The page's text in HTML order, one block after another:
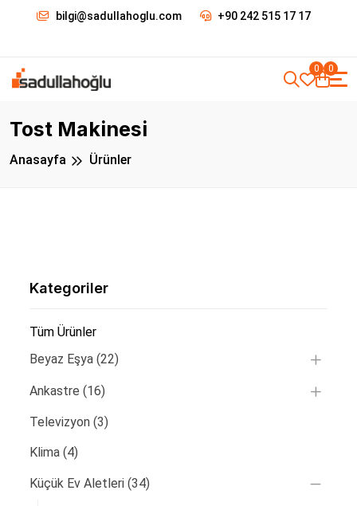
bilgi@sadullahoglu.com +90 242 515 17 17
0 0
Tost Makinesi
Anasayfa Ürünler
Kategoriler
Tüm Ürünler
Beyaz Eşya (22)
Ankastre (16)
Televizyon (3)
Klima (4)
Küçük Ev Aletleri (34)